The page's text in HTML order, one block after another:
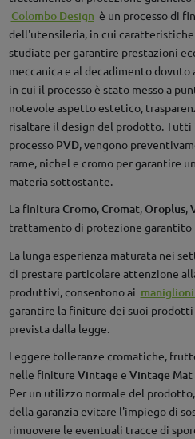
Colombo Design è un processo di
dell'utensileria, in cui
studiate per garantire prestazioni
meccanica e al decadimento
in cui il processo è stato messo a
notevole aspetto estetico,
risaltare il design del prodotto.
processo PVD, vengono
rame, nichel e cromo per garantire
materia sottostante.
La finitura Cromo, Cromat, Oroplus,
trattamento di protezione garantito
La lunga esperienza maturata nei
di prestare particolare attenzione
produttivi, consentono ai
garantire la finiture dei suoi
prevista dalla legge.
Leggere tolleranze cromatiche,
nelle finiture Vintagee Vintage Mat
Per un utilizzo normale del
della garanzia evitare l'impiego di
rimuovere le eventuali tracce di